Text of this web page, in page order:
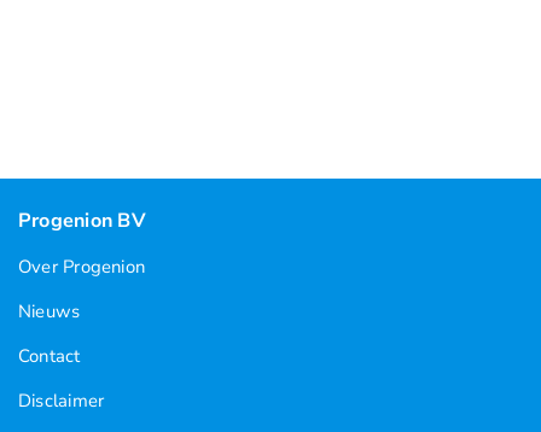
Progenion BV
Over Progenion
Nieuws
Contact
Disclaimer